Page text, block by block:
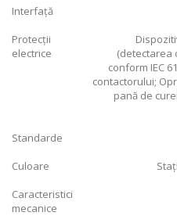
Interfață
Protecții
electrice
(detectarea
conform IEC
contactorului;
pană de
Standarde
Culoare
Caracteristici
mecanice